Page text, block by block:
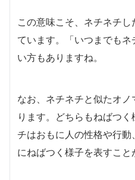
この意味こそ、ネチネチ
ています。「いつまでも
い方もありますね。
なお、ネチネチと似たオ
ります。どちらもねばつ
チはおもに人の性格や行
にねばつく様子を表すこと